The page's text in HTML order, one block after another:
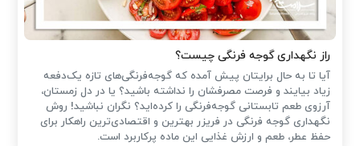
راز نگهداری گوجه فرنگی چیست؟
آیا تا به حال برایتان پیش آمده که گوجه‌فرنگی‌های تازه یک‌دفعه
زیاد بیایند و فرصت مصرفشان را نداشته باشید؟ یا در دل زمستان،
آرزوی طعم تابستانی گوجه‌فرنگی را کرده‌اید؟ نگران نباشید! روش
نگهداری گوجه فرنگی در فریزر بهترین و اقتصادی‌ترین راهکار برای
حفظ عطر، طعم و ارزش غذایی این ماده پرکاربرد است.